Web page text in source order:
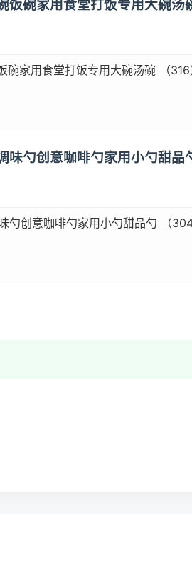
饭碗家用食堂打饭专用大碗汤
家用食堂打饭专用大碗汤碗 （316
味勺创意咖啡勺家用小勺甜品
勺创意咖啡勺家用小勺甜品勺 （